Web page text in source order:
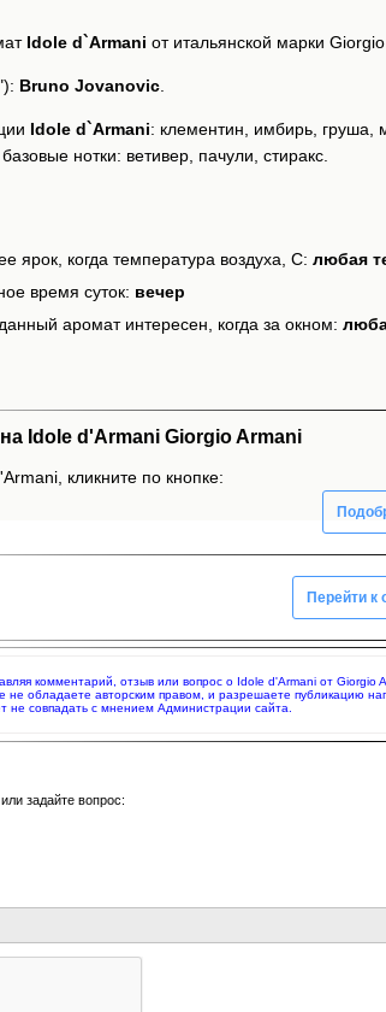
Idole d`Armani от итальянской марки
Bruno Jovanovic
Idole d`Armani: клементин, имбирь, груша,
нотки: ветивер, пачули, стиракс.
ярок, когда температура воздуха, С: любая
время суток: вечер
аромат интересен, когда за окном:
Idole d'Armani Giorgio Armani
кликните по кнопке:
Перейти к
комментарий, отзыв или вопрос о Idole d'Armani от
не обладаете авторским правом, и разрешаете публикацию
не совпадать с мнением Администрации сайта.
задайте вопрос: